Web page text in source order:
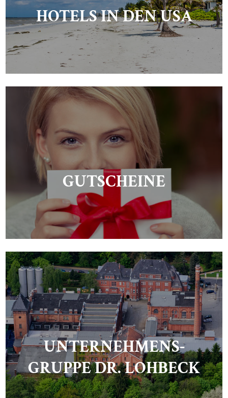
HOTELS IN DEN USA
GUTSCHEINE
UNTERNEHMENS-
GRUPPE DR. LOHBECK